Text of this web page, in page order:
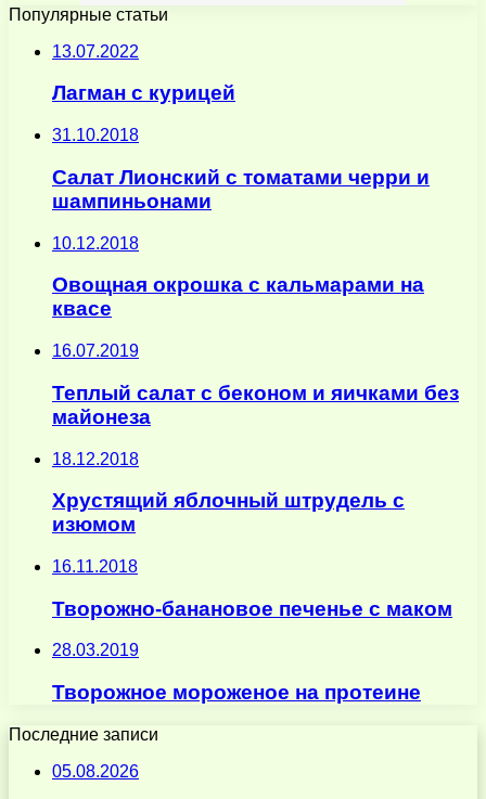
Популярные статьи
13.07.2022
Лагман с курицей
31.10.2018
Салат Лионский с томатами черри и
шампиньонами
10.12.2018
Овощная окрошка с кальмарами на
квасе
16.07.2019
Теплый салат с беконом и яичками без
майонеза
18.12.2018
Хрустящий яблочный штрудель с
изюмом
16.11.2018
Творожно-банановое печенье с маком
28.03.2019
Творожное мороженое на протеине
Последние записи
05.08.2026